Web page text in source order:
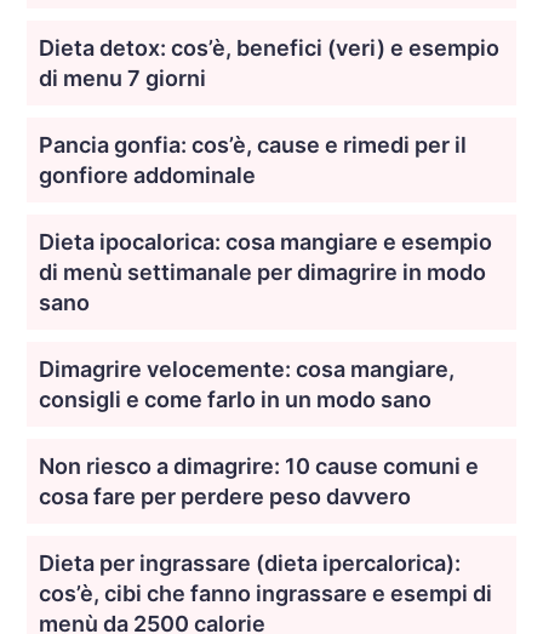
Dieta detox: cos’è, benefici (veri) e esempio
di menu 7 giorni
Pancia gonfia: cos’è, cause e rimedi per il
gonfiore addominale
Dieta ipocalorica: cosa mangiare e esempio
di menù settimanale per dimagrire in modo
sano
Dimagrire velocemente: cosa mangiare,
consigli e come farlo in un modo sano
Non riesco a dimagrire: 10 cause comuni e
cosa fare per perdere peso davvero
Dieta per ingrassare (dieta ipercalorica):
cos’è, cibi che fanno ingrassare e esempi di
menù da 2500 calorie